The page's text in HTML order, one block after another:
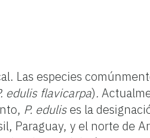
Las especies
edulis flavicarpa).
P. edulises la
Paraguay, y el norte de